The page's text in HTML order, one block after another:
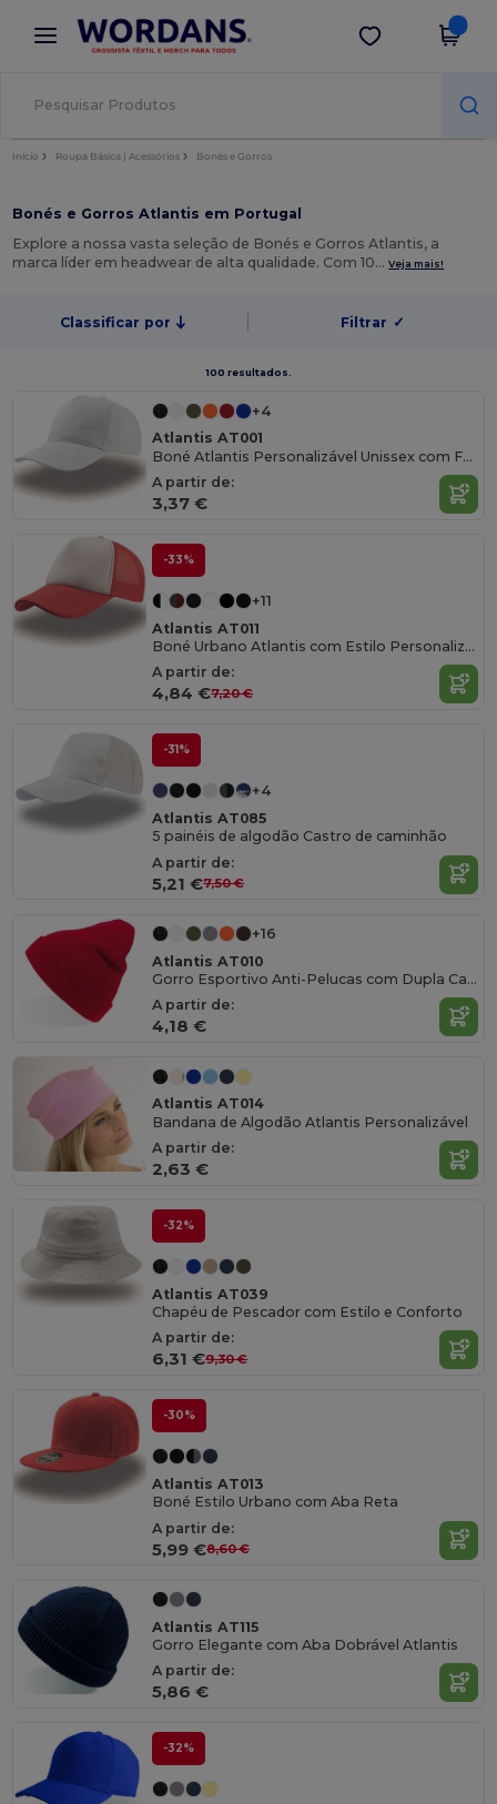
× App Wordans
Melhores preços na app!
Obter app
Início Roupa Básica | Acessórios Bonés e Gorros
Bonés e Gorros Atlantis em Portugal
Explore a nossa vasta seleção de Bonés e Gorros Atlantis, a
marca líder em headwear de alta qualidade. Com 10…Veja mais!
Classificar por Filtrar ✓
100 resultados.
+4
Atlantis AT001
Boné Atlantis Personalizável Unissex com Fecho Velcro
A partir de:
3,37 €
-33%
+11
Atlantis AT011
Boné Urbano Atlantis com Estilo Personalizável
A partir de:
4,84 €7,20 €
-31%
+4
Atlantis AT085
5 painéis de algodão Castro de caminhão
A partir de:
5,21 €7,50 €
+16
Atlantis AT010
Gorro Esportivo Anti-Pelucas com Dupla Camada
A partir de:
4,18 €
Atlantis AT014
Bandana de Algodão Atlantis Personalizável
A partir de:
2,63 €
-32%
Atlantis AT039
Chapéu de Pescador com Estilo e Conforto
A partir de:
6,31 €9,30 €
-30%
Atlantis AT013
Boné Estilo Urbano com Aba Reta
A partir de:
5,99 €8,60 €
Atlantis AT115
Gorro Elegante com Aba Dobrável Atlantis
A partir de:
5,86 €
-32%